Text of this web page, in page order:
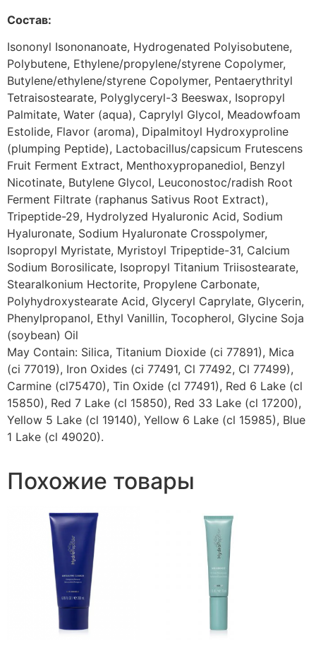
Состав:
Isononyl Isononanoate, Hydrogenated Polyisobutene,
Polybutene, Ethylene/propylene/styrene Copolymer,
Butylene/ethylene/styrene Copolymer, Pentaerythrityl
Tetraisostearate, Polyglyceryl-3 Beeswax, Isopropyl
Palmitate, Water (aqua), Caprylyl Glycol, Meadowfoam
Estolide, Flavor (aroma), Dipalmitoyl Hydroxyproline
(plumping Peptide), Lactobacillus/capsicum Frutescens
Fruit Ferment Extract, Menthoxypropanediol, Benzyl
Nicotinate, Butylene Glycol, Leuconostoc/radish Root
Ferment Filtrate (raphanus Sativus Root Extract),
Tripeptide-29, Hydrolyzed Hyaluronic Acid, Sodium
Hyaluronate, Sodium Hyaluronate Crosspolymer,
Isopropyl Myristate, Myristoyl Tripeptide-31, Calcium
Sodium Borosilicate, Isopropyl Titanium Triisostearate,
Stearalkonium Hectorite, Propylene Carbonate,
Polyhydroxystearate Acid, Glyceryl Caprylate, Glycerin,
Phenylpropanol, Ethyl Vanillin, Tocopherol, Glycine Soja
(soybean) Oil
May Contain: Silica, Titanium Dioxide (ci 77891), Mica
(ci 77019), Iron Oxides (ci 77491, Cl 77492, Cl 77499),
Carmine (cl75470), Tin Oxide (cl 77491), Red 6 Lake (cl
15850), Red 7 Lake (cl 15850), Red 33 Lake (cl 17200),
Yellow 5 Lake (cl 19140), Yellow 6 Lake (cl 15985), Blue
1 Lake (cl 49020).
Похожие товары